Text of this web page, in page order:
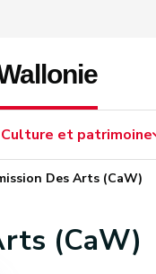
Culture et patrimoine
Des Arts (CaW)
(CaW)